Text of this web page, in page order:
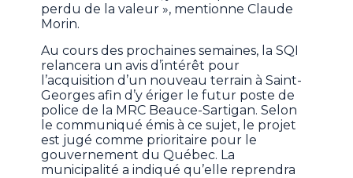
perdu de la valeur », mentionne Claude
Morin.
Au cours des prochaines semaines, la SQI
relancera un avis d’intérêt pour
l’acquisition d’un nouveau terrain à Saint-
Georges afin d’y ériger le futur poste de
police de la MRC Beauce-Sartigan. Selon
le communiqué émis à ce sujet, le projet
est jugé comme prioritaire pour le
gouvernement du Québec. La
municipalité a indiqué qu’elle reprendra